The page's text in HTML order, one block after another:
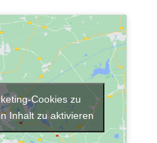
Cookies zu
Inhalt zu aktivieren